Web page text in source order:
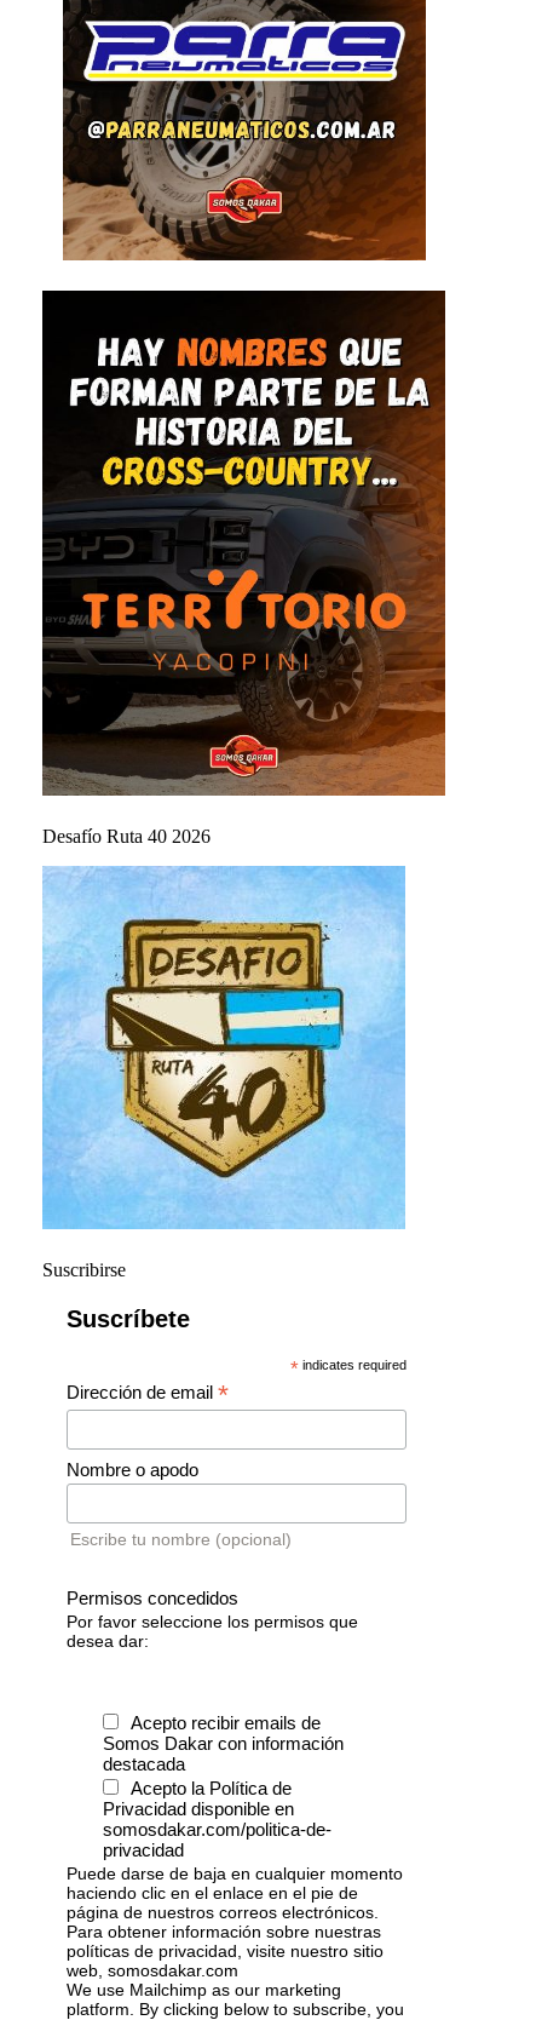
Desafío Ruta 40 2026
Suscribirse
Suscríbete
* indicates required
Dirección de email *
Nombre o apodo
Escribe tu nombre (opcional)
Permisos concedidos
Por favor seleccione los permisos que
desea dar:
Acepto recibir emails de
Somos Dakar con información
destacada
Acepto la Política de
Privacidad disponible en
somosdakar.com/politica-de-
privacidad
Puede darse de baja en cualquier momento
haciendo clic en el enlace en el pie de
página de nuestros correos electrónicos.
Para obtener información sobre nuestras
políticas de privacidad, visite nuestro sitio
web, somosdakar.com
We use Mailchimp as our marketing
platform. By clicking below to subscribe, you